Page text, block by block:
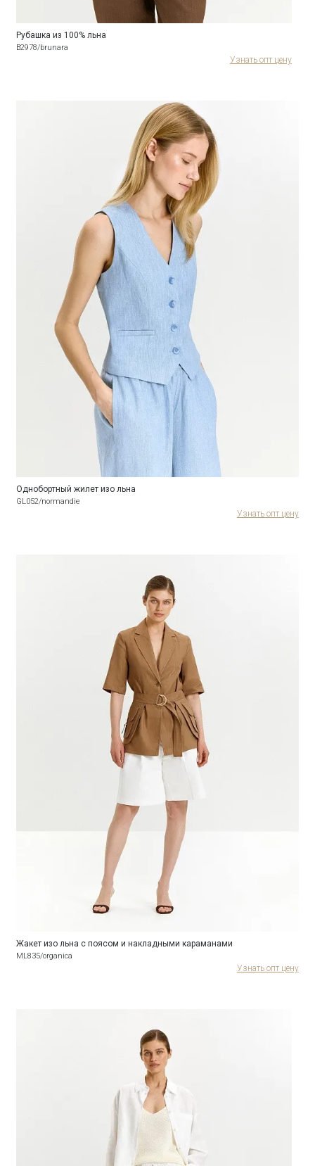
Рубашка из 100% льна
B2978/brunara
Узнать опт цену
Однобортный жилет изо льна
GL052/normandie
Узнать опт цену
Жакет изо льна с поясом и накладными караманами
ML835/organica
Узнать опт цену